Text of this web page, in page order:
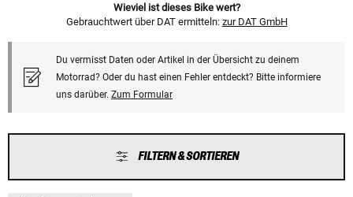
Wieviel ist dieses Bike wert?
Gebrauchtwert über DAT ermitteln: zur DAT GmbH
Du vermisst Daten oder Artikel in der Übersicht zu deinem
Motorrad? Oder du hast einen Fehler entdeckt? Bitte informiere
uns darüber. Zum Formular
FILTERN & SORTIEREN